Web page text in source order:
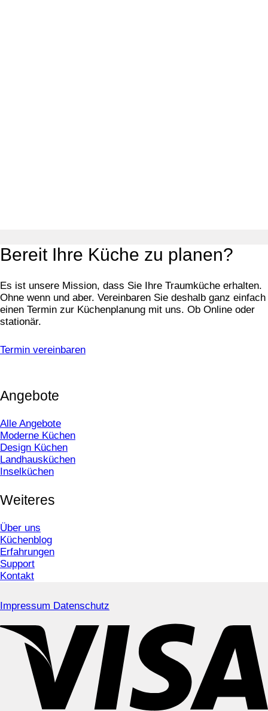
Bereit Ihre Küche zu planen?
Es ist unsere Mission, dass Sie Ihre Traumküche erhalten.
Ohne wenn und aber. Vereinbaren Sie deshalb ganz einfach
einen Termin zur Küchenplanung mit uns. Ob Online oder
stationär.
Termin vereinbaren
Angebote
Alle Angebote
Moderne Küchen
Design Küchen
Landhausküchen
Inselküchen
Weiteres
Über uns
Küchenblog
Erfahrungen
Support
Kontakt
Impressum Datenschutz